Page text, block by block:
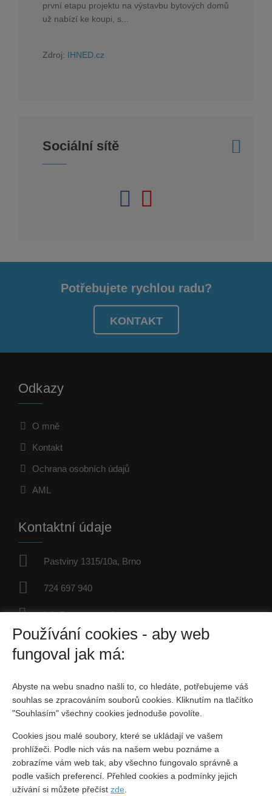
první etapu projektu na výstavbu bytových domů
už nabízí ke koupi, s...
Zdroj: IHNED.cz
Sociální sítě
Potřebujete rychlou radu?
KONTAKT
Odkazy
O mně
Kontakt
Ochrana osobních údajů
AML
Kontaktní údaje
Pastviny 1315/10a, Brno
724 697 940
info@petrsyrovatka.cz
IČO: 67584462
Fyzická osoba zapsaná v živnostenském rejstříku
Sociální sítě
Vytvořeno v systému
Používání cookies - aby web
fungoval jak má:
Abyste na webu snadno našli to, co hledáte, potřebujeme váš
souhlas se zpracováním souborů cookies. Kliknutím na tlačítko
"Souhlasím" všechny cookies jednoduše povolíte.
Cookies jsou malé soubory, které se ukládají ve vašem
prohlížeči. Podle nich vás na našem webu poznáme a
zobrazíme vám web tak, aby všechno fungovalo správně a
podle vašich preferencí. Přehled cookies a podmínky jejich
užívání si můžete přečíst zde